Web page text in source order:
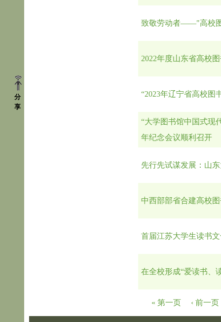
分
享
致敬劳动者——"高校
2022年度山东省高校
“2023年辽宁省高校图
“大学图书馆中国式现
年纪念会议顺利召开
先行先试谋发展：山
中西部部省合建高校
首届江苏大学生读书
在全校形成“爱读书、
页面
« 第一页 ‹ 前一页